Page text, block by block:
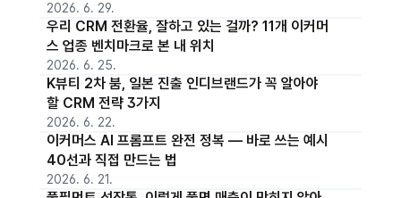
2026. 6. 29.
우리 CRM 전환율, 잘하고 있는 걸까? 11개 이커머
스 업종 벤치마크로 본 내 위치
2026. 6. 25.
K뷰티 2차 붐, 일본 진출 인디브랜드가 꼭 알아야
할 CRM 전략 3가지
2026. 6. 22.
이커머스 AI 프롬프트 완전 정복 — 바로 쓰는 예시
40선과 직접 만드는 법
2026. 6. 21.